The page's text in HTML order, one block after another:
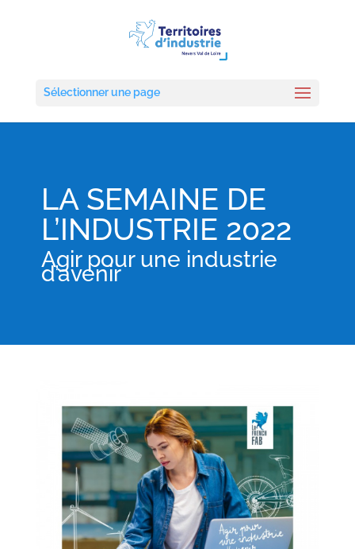
Sélectionner une page
LA SEMAINE DE
L’INDUSTRIE 2022
Agir pour une industrie
d’avenir